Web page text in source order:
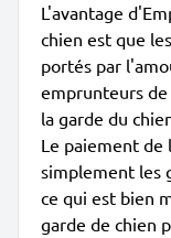
L'avantage
chien est que
portés par
emprunteurs
la garde du
Le paiement de
simplement les
ce qui est bien
garde de chien